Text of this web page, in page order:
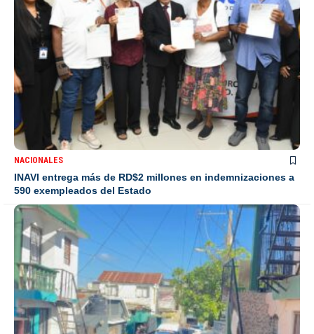
NACIONALES
INAVI entrega más de RD$2 millones en indemnizaciones a
590 exempleados del Estado